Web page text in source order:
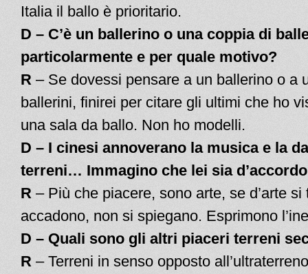
Italia il ballo è prioritario.
D – C’è un ballerino o una coppia di
particolarmente e per quale motivo?
R – Se dovessi pensare a un ballerino o a
ballerini, finirei per citare gli ultimi che ho
una sala da ballo. Non ho modelli.
D – I cinesi annoverano la musica e la
terreni… Immagino che lei sia
R – Più che piacere, sono arte, se d’arte si
accadono, non si spiegano. Esprimono
D – Quali sono gli altri piaceri terreni
R – Terreni in senso opposto